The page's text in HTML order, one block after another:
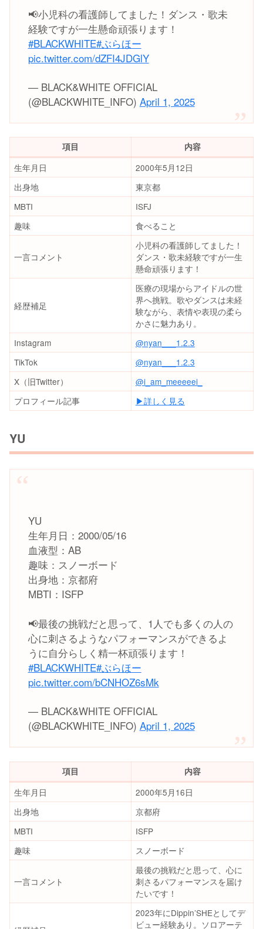
📢小児科の看護師してました！ダンス・歌未
経験ですが一生懸命頑張ります！
#BLACKWHITE#ぶらほー
pic.twitter.com/dZFI4JDGlY
— BLACK&WHITE OFFICIAL
(@BLACKWHITE_INFO) April 1, 2025
項目 内容
生年月日
2000年5月12日
出身地
東京都
MBTI
ISFJ
趣味
食べること
一言コメント
小児科の看護師してました！
ダンス・歌未経験ですが一生
懸命頑張ります！
経歴補足
医療の現場からアイドルの世
界へ挑戦。歌やダンスは未経
験ながら、表情や表現の柔ら
かさに魅力あり。
Instagram
@nyan___1.2.3
TikTok
@nyan___1.2.3
X（旧Twitter）
@i_am_meeeeei_
プロフィール記事
▶︎詳しく見る
YU
YU
生年月日：2000/05/16
血液型：AB
趣味：スノーボード
出身地：京都府
MBTI：ISFP
📢最後の挑戦だと思って、1人でも多くの人の
心に刺さるようなパフォーマンスができるよ
うに自分らしく精一杯頑張ります！
#BLACKWHITE#ぶらほー
pic.twitter.com/bCNHOZ6sMk
— BLACK&WHITE OFFICIAL
(@BLACKWHITE_INFO) April 1, 2025
項目 内容
生年月日
2000年5月16日
出身地
京都府
MBTI
ISFP
趣味
スノーボード
一言コメント
最後の挑戦だと思って、心に
刺さるパフォーマンスを届け
たいです！
2023年にDippin’SHEとしてデ
ビュー経験あり。ソロアーテ